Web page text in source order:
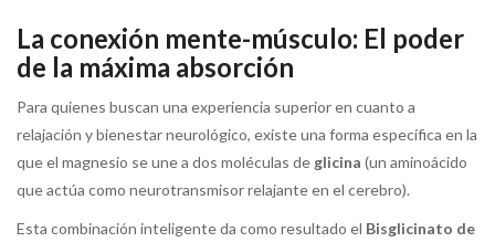
La conexión mente-músculo: El poder
de la máxima absorción
Para quienes buscan una experiencia superior en cuanto a
relajación y bienestar neurológico, existe una forma específica en la
que el magnesio se une a dos moléculas de glicina (un aminoácido
que actúa como neurotransmisor relajante en el cerebro).
Esta combinación inteligente da como resultado el Bisglicinato de